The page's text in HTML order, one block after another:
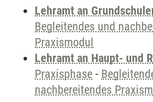
Lehramt an
Begleitendes und
Praxismodul
Lehramt an Haupt- und
Praxisphase -
nachbereitendes